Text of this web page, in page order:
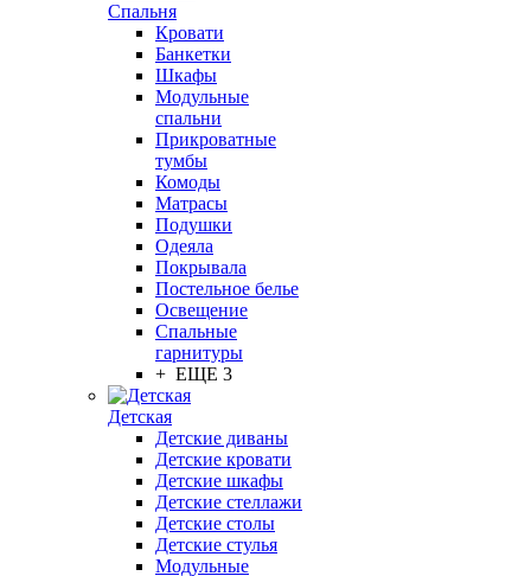
Спальня
Кровати
Банкетки
Шкафы
Модульные
спальни
Прикроватные
тумбы
Комоды
Матрасы
Подушки
Одеяла
Покрывала
Постельное белье
Освещение
Спальные
гарнитуры
+ ЕЩЕ 3
Детская
Детские диваны
Детские кровати
Детские шкафы
Детские стеллажи
Детские столы
Детские стулья
Модульные